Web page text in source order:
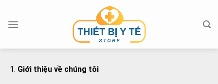
content
Giới thiệu về chúng tôi